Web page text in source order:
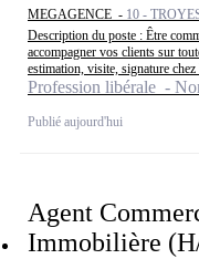
MEGAGENCE - 10 -
Description du poste : Être
accompagner vos clients sur
estimation, visite, signature chez
Profession libérale -
Publié aujourd'hui
Agent
Immobilière